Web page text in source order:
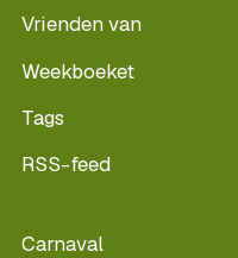
Vrienden van
Weekboeket
Tags
RSS-feed
Carnaval